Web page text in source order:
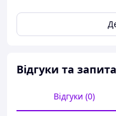
волокна і
швів, тріщин в брусі,
прорізів, а також для
приміщення без
захищає від шуму і
Будівельна пакля
популярних видів
Відгуки та
Відгуки (0)